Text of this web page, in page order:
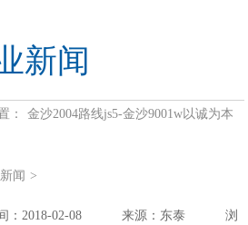
新闻
： 金沙2004路线js5-金沙9001w以诚为本
闻 >
：2018-02-08 来源：东泰
浏